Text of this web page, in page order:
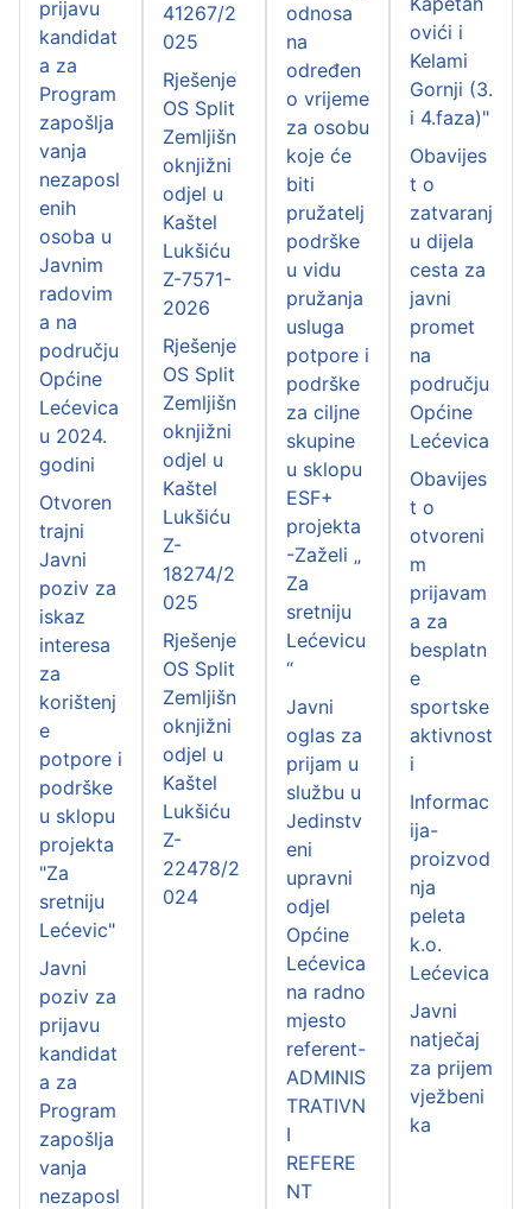
prijavu
kandidat
a za
Program
zapošlja
vanja
nezaposl
enih
osoba u
Javnim
radovim
a na
području
Općine
Lećevica
u 2024.
godini
Otvoren
trajni
Javni
poziv za
iskaz
interesa
za
korištenj
e
potpore i
podrške
u sklopu
projekta
"Za
sretniju
Lećevic"
Javni
poziv za
prijavu
kandidat
a za
Program
zapošlja
vanja
nezaposl
41267/2
025
Rješenje
OS Split
Zemljišn
oknjižni
odjel u
Kaštel
Lukšiću
Z-7571-
2026
Rješenje
OS Split
Zemljišn
oknjižni
odjel u
Kaštel
Lukšiću
Z-
18274/2
025
Rješenje
OS Split
Zemljišn
oknjižni
odjel u
Kaštel
Lukšiću
Z-
22478/2
024
odnosa
na
određen
o vrijeme
za osobu
koje će
biti
pružatelj
podrške
u vidu
pružanja
usluga
potpore i
podrške
za ciljne
skupine
u sklopu
ESF+
projekta
-Zaželi „
Za
sretniju
Lećevicu
“
Javni
oglas za
prijam u
službu u
Jedinstv
eni
upravni
odjel
Općine
Lećevica
na radno
mjesto
referent-
ADMINIS
TRATIVN
I
REFERE
NT
ovići i
Kelami
Gornji (3.
i 4.faza)"
Obavijes
t o
zatvaranj
u dijela
cesta za
javni
promet
na
području
Općine
Lećevica
Obavijes
t o
otvoreni
m
prijavam
a za
besplatn
e
sportske
aktivnost
i
Informac
ija-
proizvod
nja
peleta
k.o.
Lećevica
Javni
natječaj
za prijem
vježbeni
ka